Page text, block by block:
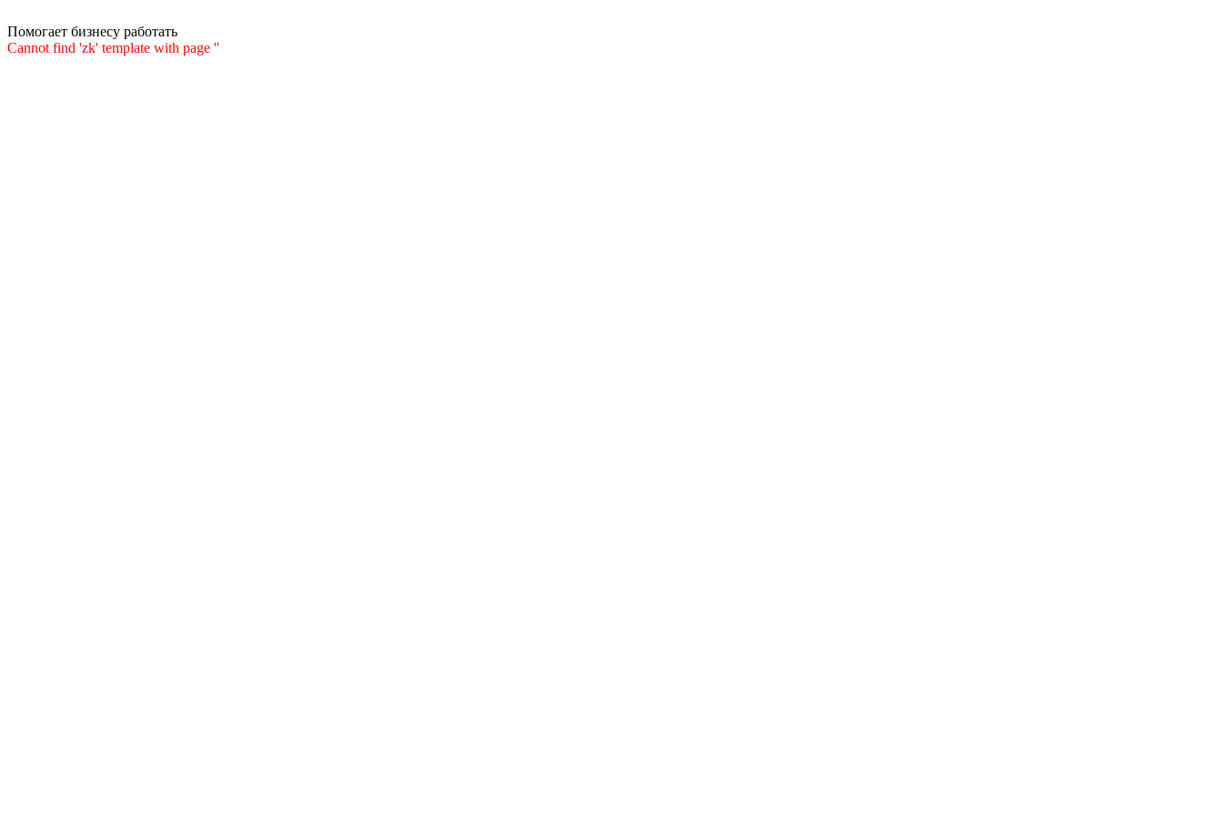
Помогает бизнесу работать
Cannot find 'zk' template with page ''